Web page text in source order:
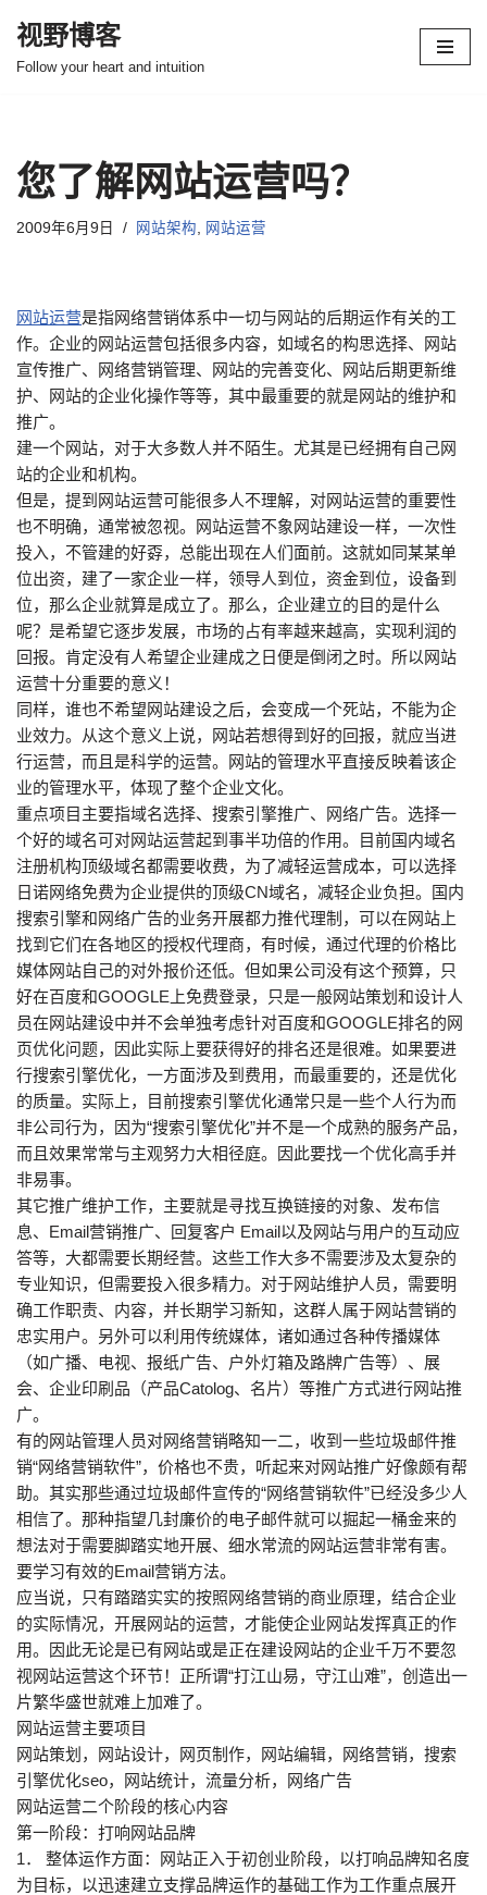
跳
视野博客
Follow your heart and intuition
您了解网站运营吗？
2009年6月9日 网站架构, 网站运营
网站运营是指网络营销体系中一切与网站的后期运作有关的工
作。企业的网站运营包括很多内容，如域名的构思选择、网站
宣传推广、网络营销管理、网站的完善变化、网站后期更新维
护、网站的企业化操作等等，其中最重要的就是网站的维护和
推广。
建一个网站，对于大多数人并不陌生。尤其是已经拥有自己网
站的企业和机构。
但是，提到网站运营可能很多人不理解，对网站运营的重要性
也不明确，通常被忽视。网站运营不象网站建设一样，一次性
投入，不管建的好孬，总能出现在人们面前。这就如同某某单
位出资，建了一家企业一样，领导人到位，资金到位，设备到
位，那么企业就算是成立了。那么，企业建立的目的是什么
呢？是希望它逐步发展，市场的占有率越来越高，实现利润的
回报。肯定没有人希望企业建成之日便是倒闭之时。所以网站
运营十分重要的意义！
同样，谁也不希望网站建设之后，会变成一个死站，不能为企
业效力。从这个意义上说，网站若想得到好的回报，就应当进
行运营，而且是科学的运营。网站的管理水平直接反映着该企
业的管理水平，体现了整个企业文化。
重点项目主要指域名选择、搜索引擎推广、网络广告。选择一
个好的域名可对网站运营起到事半功倍的作用。目前国内域名
注册机构顶级域名都需要收费，为了减轻运营成本，可以选择
日诺网络免费为企业提供的顶级CN域名，减轻企业负担。国内
搜索引擎和网络广告的业务开展都力推代理制，可以在网站上
找到它们在各地区的授权代理商，有时候，通过代理的价格比
媒体网站自己的对外报价还低。但如果公司没有这个预算，只
好在百度和GOOGLE上免费登录，只是一般网站策划和设计人
员在网站建设中并不会单独考虑针对百度和GOOGLE排名的网
页优化问题，因此实际上要获得好的排名还是很难。如果要进
行搜索引擎优化，一方面涉及到费用，而最重要的，还是优化
的质量。实际上，目前搜索引擎优化通常只是一些个人行为而
非公司行为，因为“搜索引擎优化”并不是一个成熟的服务产品，
而且效果常常与主观努力大相径庭。因此要找一个优化高手并
非易事。
其它推广维护工作，主要就是寻找互换链接的对象、发布信
息、Email营销推广、回复客户 Email以及网站与用户的互动应
答等，大都需要长期经营。这些工作大多不需要涉及太复杂的
专业知识，但需要投入很多精力。对于网站维护人员，需要明
确工作职责、内容，并长期学习新知，这群人属于网站营销的
忠实用户。另外可以利用传统媒体，诸如通过各种传播媒体
（如广播、电视、报纸广告、户外灯箱及路牌广告等）、展
会、企业印刷品（产品Catolog、名片）等推广方式进行网站推
广。
有的网站管理人员对网络营销略知一二，收到一些垃圾邮件推
销“网络营销软件”，价格也不贵，听起来对网站推广好像颇有帮
助。其实那些通过垃圾邮件宣传的“网络营销软件”已经没多少人
相信了。那种指望几封廉价的电子邮件就可以掘起一桶金来的
想法对于需要脚踏实地开展、细水常流的网站运营非常有害。
要学习有效的Email营销方法。
应当说，只有踏踏实实的按照网络营销的商业原理，结合企业
的实际情况，开展网站的运营，才能使企业网站发挥真正的作
用。因此无论是已有网站或是正在建设网站的企业千万不要忽
视网站运营这个环节！正所谓“打江山易，守江山难”，创造出一
片繁华盛世就难上加难了。
网站运营主要项目
网站策划，网站设计，网页制作，网站编辑，网络营销，搜索
引擎优化seo，网站统计，流量分析，网络广告
网站运营二个阶段的核心内容
第一阶段：打响网站品牌
1． 整体运作方面：网站正入于初创业阶段，以打响品牌知名度
为目标，以迅速建立支撑品牌运作的基础工作为工作重点展开